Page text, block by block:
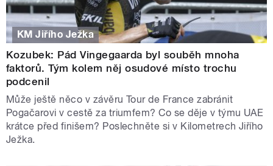
KM Jiřího Ježka
Kozubek: Pád Vingegaarda byl souběh mnoha
faktorů. Tým kolem něj osudové místo trochu
podcenil
Může ještě něco v závěru Tour de France zabránit
Pogačarovi v cestě za triumfem? Co se děje v týmu UAE
krátce před finišem? Poslechněte si v Kilometrech Jiřího
Ježka.